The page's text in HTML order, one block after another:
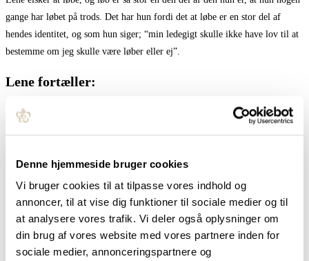
Denne hjemmeside bruger cookies
Vi bruger cookies til at tilpasse vores indhold og
annoncer, til at vise dig funktioner til sociale medier og til
at analysere vores trafik. Vi deler også oplysninger om
din brug af vores website med vores partnere inden for
sociale medier, annonceringspartnere og
gange har løbet på trods. Det har hun fordi det at løbe er en stor del af
hendes identitet, og som hun siger; “min ledegigt skulle ikke have lov til at
bestemme om jeg skulle være løber eller ej”.
Lene fortæller:
At vågne uden smerter
vågner med smerter mere. Jeg tror faktisk, at jeg er vågnet uden smerter det
Og det er faktisk ret vildt, for det var ikke bare små smerter jeg vågnede
med. Det var smerter hvor jeg skulle overveje hvordan jeg bevægede mig, i
mit bækken. Og dem har jeg haft i mange år. Så det er faktisk ret
betydningsfuldt. Det er helt vild lækkert, at slippe for.